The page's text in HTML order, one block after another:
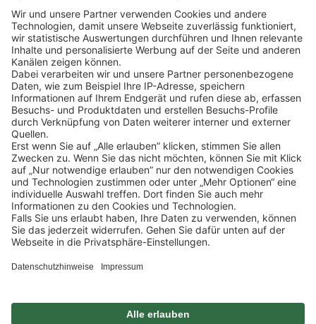
Lekkerland SE
50226 Frechen
Deutschland
+49 2234 1821-0
info@lekkerland.de